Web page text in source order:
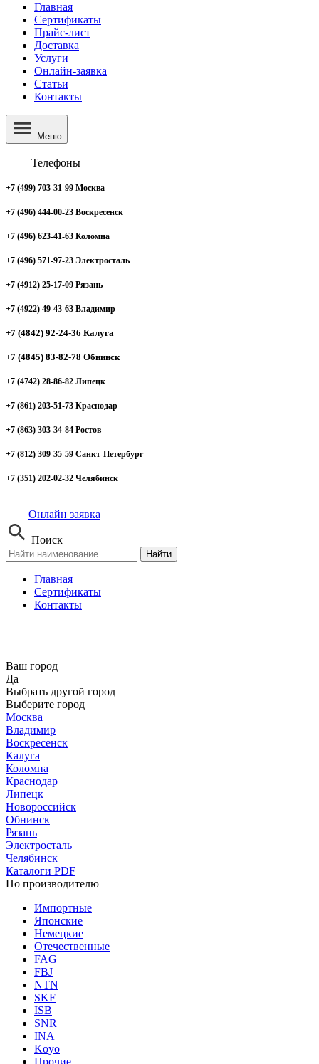
Главная
Сертификаты
Прайс-лист
Доставка
Услуги
Онлайн-заявка
Статьи
Контакты
Меню
Телефоны
+7 (499) 703-31-99 Москва
+7 (496) 444-00-23 Воскресенск
+7 (496) 623-41-63 Коломна
+7 (496) 571-97-23 Электросталь
+7 (4912) 25-17-09 Рязань
+7 (4922) 49-43-63 Владимир
+7 (4842) 92-24-36 Калуга
+7 (4845) 83-82-78 Обнинск
+7 (4742) 28-86-82 Липецк
+7 (861) 203-51-73 Краснодар
+7 (863) 303-34-84 Ростов
+7 (812) 309-35-59 Санкт-Петербург
+7 (351) 202-02-32 Челябинск
Онлайн заявка
Поиск
Найти
Главная
Сертификаты
Контакты
Ваш город
Да
Выбрать другой город
Выберите город
Москва
Владимир
Воскресенск
Калуга
Коломна
Краснодар
Липецк
Новороссийск
Обнинск
Рязань
Электросталь
Челябинск
Каталоги PDF
По производителю
Импортные
Японские
Немецкие
Отечественные
FAG
FBJ
NTN
SKF
ISB
SNR
INA
Koyo
Прочие